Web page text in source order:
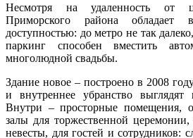
Несмотря на удаленность от
Приморского района обладает
доступностью: до метро не так
паркинг способен вместить
многолюдной свадьбы.
Здание новое – построено в 2008
и внутреннее убранство выглядят
Внутри – просторные помещения,
залы для торжественной
невесты, для гостей и сотрудников: